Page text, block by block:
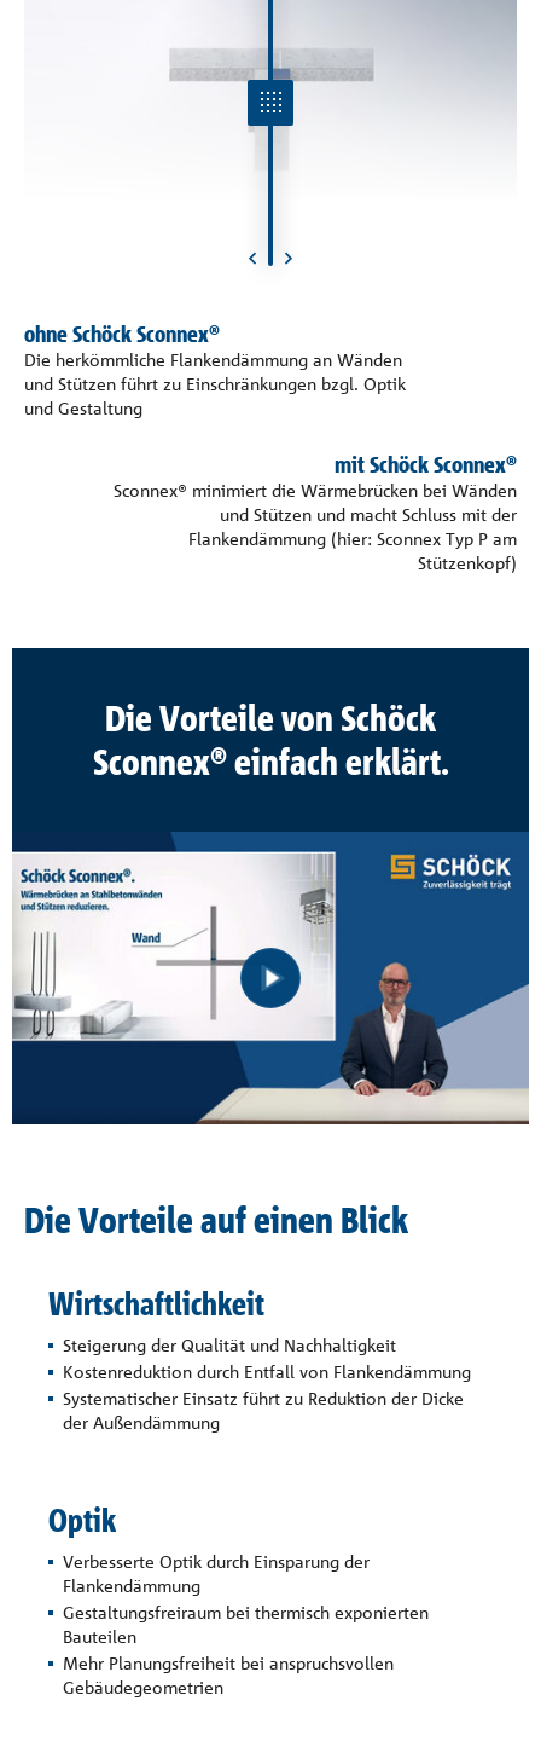
ohne Schöck Sconnex®
Die herkömmliche Flankendämmung an Wänden
und Stützen führt zu Einschränkungen bzgl. Optik
und Gestaltung
mit Schöck Sconnex®
Sconnex® minimiert die Wärmebrücken bei Wänden
und Stützen und macht Schluss mit der
Flankendämmung (hier: Sconnex Typ P am
Stützenkopf)
Die Vorteile von Schöck
Sconnex® einfach erklärt.
Die Vorteile auf einen Blick
Wirtschaftlichkeit
Steigerung der Qualität und Nachhaltigkeit
Kostenreduktion durch Entfall von Flankendämmung
Systematischer Einsatz führt zu Reduktion der Dicke
der Außendämmung
Optik
Verbesserte Optik durch Einsparung der
Flankendämmung
Gestaltungsfreiraum bei thermisch exponierten
Bauteilen
Mehr Planungsfreiheit bei anspruchsvollen
Gebäudegeometrien